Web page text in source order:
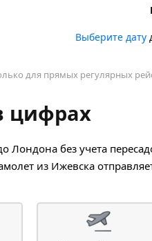
Выберите дату
для прямых регулярных
цифрах
Лондона без учета
из Ижевска